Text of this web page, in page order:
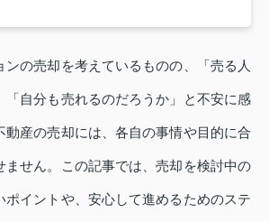
ンの売却を考えているものの、「売る人
「自分も売れるのだろうか」と不安に感
動産の売却には、各自の事情や目的に合
ません。この記事では、売却を検討中の
ポイントや、安心して進めるためのステ